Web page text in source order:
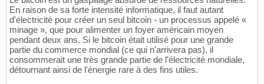
En raison de sa forte intensité informatique, il faut autant
d'électricité pour créer un seul bitcoin - un processus appelé «
minage », que pour alimenter un foyer américain moyen
pendant deux ans. Si le bitcoin était utilisé pour une grande
partie du commerce mondial (ce qui n'arrivera pas), il
consommerait une très grande partie de l'électricité mondiale,
détournant ainsi de l'énergie rare à des fins utiles.